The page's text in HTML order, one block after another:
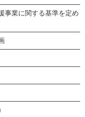
事業に関する基準を定め